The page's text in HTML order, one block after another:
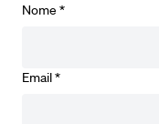
Nome *
Email*